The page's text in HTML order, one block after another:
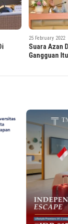
25 February 2022
Layanan
Minta Untuk
ASHTA
Reimagined,
Nusantara